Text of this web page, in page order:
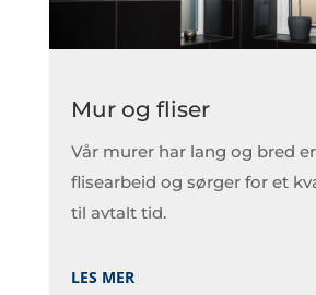
Mur og fliser
Vår murer har lang og bred
flisearbeid og sørger for et
til avtalt tid.
LES MER